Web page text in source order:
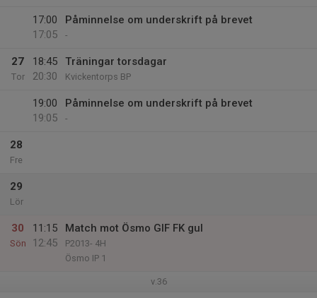
17:00
17:05
Påminnelse om underskrift på brevet
-
27
Tor
18:45
20:30
Träningar torsdagar
Kvickentorps BP
19:00
19:05
Påminnelse om underskrift på brevet
-
28
Fre
29
Lör
30
Sön
11:15
12:45
Match mot Ösmo GIF FK gul
P2013- 4H
Ösmo IP 1
v.36